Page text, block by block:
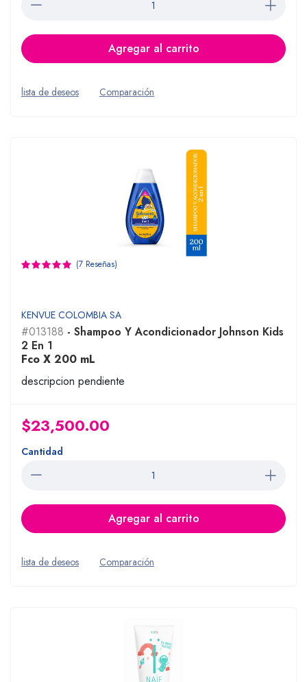
Agregar al carrito
lista de deseos Comparación
(7 Reseñas)
KENVUE COLOMBIA SA
#013188 - Shampoo Y Acondicionador Johnson Kids
2 En 1
Fco X 200 mL
descripcion pendiente
$23,500.00
Cantidad
Agregar al carrito
lista de deseos Comparación